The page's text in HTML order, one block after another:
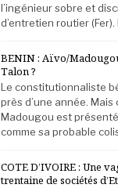
l’ingénieur sobre et
d’entretien routier
BENIN : Aïvo/
Talon ?
Le constitutionnaliste
près d’une année.
Madougou est
comme sa probable
COTE D’IVOIRE : Une
trentaine de sociétés